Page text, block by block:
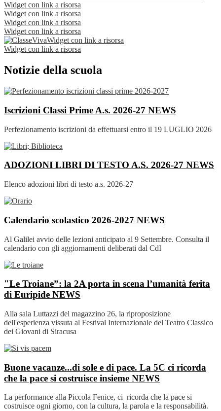
Widget con link a risorsa
Widget con link a risorsa
Widget con link a risorsa
Widget con link a risorsa
Widget con link a risorsa
Widget con link a risorsa
Notizie della scuola
Iscrizioni Classi Prime A.s. 2026-27 NEWS
Perfezionamento iscrizioni da effettuarsi entro il 19 LUGLIO 2026
ADOZIONI LIBRI DI TESTO A.S. 2026-27 NEWS
Elenco adozioni libri di testo a.s. 2026-27
Calendario scolastico 2026-2027 NEWS
Al Galilei avvio delle lezioni anticipato al 9 Settembre. Consulta il
calendario con gli aggiornamenti deliberati dal CdI
"Le Troiane”: la 2A porta in scena l’umanità ferita
di Euripide NEWS
Alla sala Luttazzi del magazzino 26, la riproposizione
dell'esperienza vissuta al Festival Internazionale del Teatro Classico
dei Giovani di Siracusa
Buone vacanze...di sole e di pace. La 5C ci ricorda
che la pace si costruisce insieme NEWS
La performance alla Piccola Fenice, ci ricorda che la pace si
costruisce ogni giorno, con la cultura, la parola e la responsabilità.